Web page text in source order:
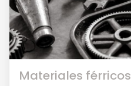
Materiales férricos